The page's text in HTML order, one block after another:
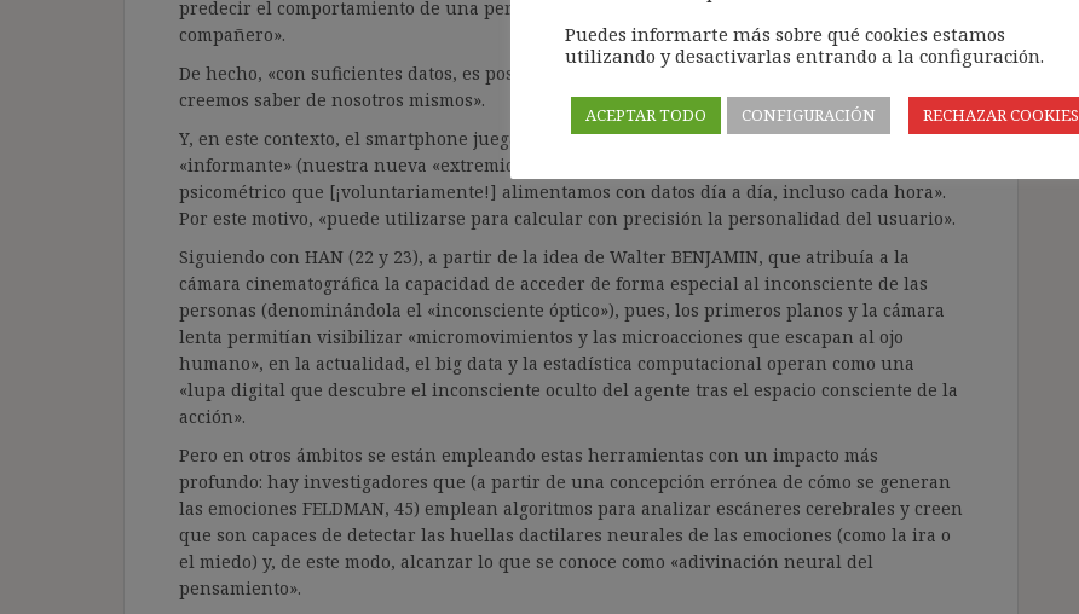
predecir el comportamiento de una persona mejor de lo que podría hacerlo un amigo o un
compañero».
De hecho, «con suficientes datos, es posible incluso generar información más allá de lo que
creemos saber de nosotros mismos».
Y, en este contexto, el smartphone juega un papel absolutamente medular, pues, como
«informante» (nuestra nueva «extremidad artificial»), es «un dispositivo de registro
psicométrico que [¡voluntariamente!] alimentamos con datos día a día, incluso cada hora».
Por este motivo, «puede utilizarse para calcular con precisión la personalidad del usuario».
Siguiendo con HAN (22 y 23), a partir de la idea de Walter BENJAMIN, que atribuía a la
cámara cinematográfica la capacidad de acceder de forma especial al inconsciente de las
personas (denominándola el «inconsciente óptico»), pues, los primeros planos y la cámara
lenta permitían visibilizar «micromovimientos y las microacciones que escapan al ojo
humano», en la actualidad, el big data y la estadística computacional operan como una
«lupa digital que descubre el inconsciente oculto del agente tras el espacio consciente de la
acción».
Pero en otros ámbitos se están empleando estas herramientas con un impacto más
profundo: hay investigadores que (a partir de una concepción errónea de cómo se generan
las emociones FELDMAN, 45) emplean algoritmos para analizar escáneres cerebrales y creen
que son capaces de detectar las huellas dactilares neurales de las emociones (como la ira o
el miedo) y, de este modo, alcanzar lo que se conoce como «adivinación neural del
pensamiento».
Puedes informarte más sobre qué cookies estamos
utilizando y desactivarlas entrando a la configuración.
ACEPTAR TODO CONFIGURACIÓN RECHAZAR COOKIES